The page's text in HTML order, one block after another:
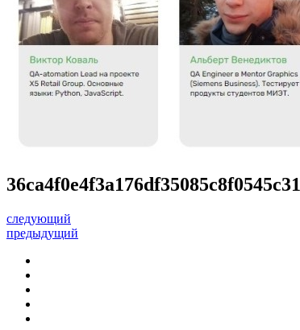
36ca4f0e4f3a176df35085c8f0545c31
следующий
предыдущий